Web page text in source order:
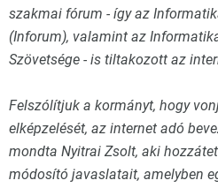
szakmai fórum - így az
(Inforum), valamint az
Szövetsége - is tiltakozott az
Felszólítjuk a kormányt, hogy
elképzelését, az internet adó
mondta Nyitrai Zsolt, aki
módosító javaslatait, amelyben